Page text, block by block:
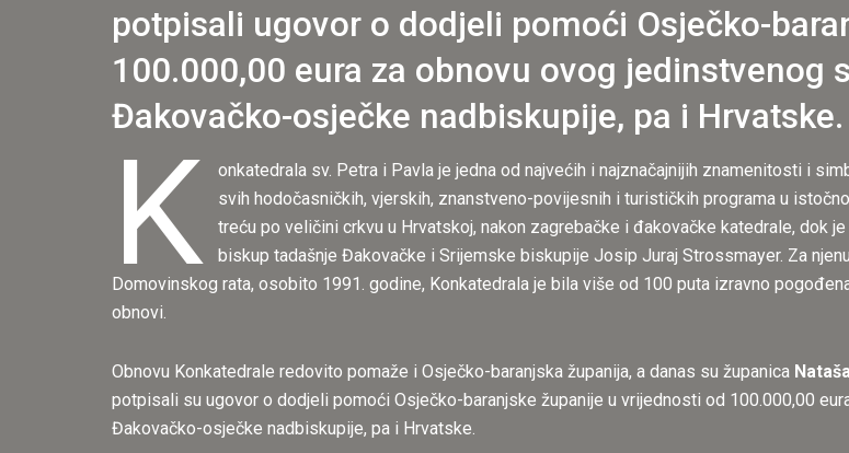
potpisali ugovor o dodjeli pomoći Osječko-
100.000,00 eura za obnovu ovog jedinstvenog
Đakovačko-osječke nadbiskupije, pa i Hrvatske.
K
onkatedrala sv. Petra i Pavla je jedna od najvećih i najznačajnijih znamenitosti i
svih hodočasničkih, vjerskih, znanstveno-povijesnih i turističkih programa u
treću po veličini crkvu u Hrvatskoj, nakon zagrebačke i đakovačke katedrale, dok
biskup tadašnje Đakovačke i Srijemske biskupije Josip Juraj Strossmayer. Za
Domovinskog rata, osobito 1991. godine, Konkatedrala je bila više od 100 puta izravno
obnovi.
Obnovu Konkatedrale redovito pomaže i Osječko-baranjska županija, a danas su županica
potpisali su ugovor o dodjeli pomoći Osječko-baranjske županije u vrijednosti od 100.000,00
Đakovačko-osječke nadbiskupije, pa i Hrvatske.